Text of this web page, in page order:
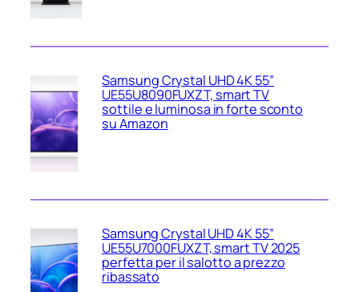
Samsung Crystal UHD 4K 55”
UE55U8090FUXZT, smart TV
sottile e luminosa in forte sconto
su Amazon
Samsung Crystal UHD 4K 55”
UE55U7000FUXZT, smart TV 2025
perfetta per il salotto a prezzo
ribassato